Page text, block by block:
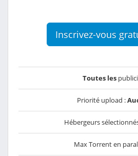
Inscrivez-vous
Toutes les
Priorité upload :
Hébergeurs
Max Torrent en